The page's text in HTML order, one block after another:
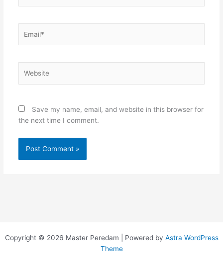
Save my name, email, and website in this browser for
the next time I comment.
Copyright © 2026 Master Peredam | Powered by Astra WordPress
Theme